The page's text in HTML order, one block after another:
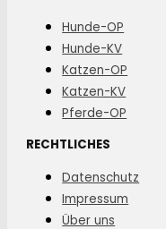
Hunde-OP
Hunde-KV
Katzen-OP
Katzen-KV
Pferde-OP
RECHTLICHES
Datenschutz
Impressum
Über uns